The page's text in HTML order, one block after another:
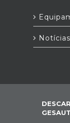
Notícias